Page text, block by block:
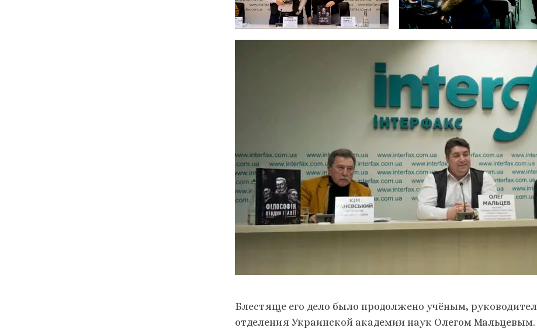
Блестяще его дело было продолжено учёным,
отделения Украинской академии наук Олегом